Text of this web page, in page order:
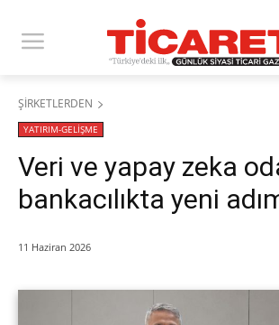
ŞİRKETLERDEN
YATIRIM-GELİŞME
Veri ve yapay zeka
bankacılıkta yeni
11 Haziran 2026